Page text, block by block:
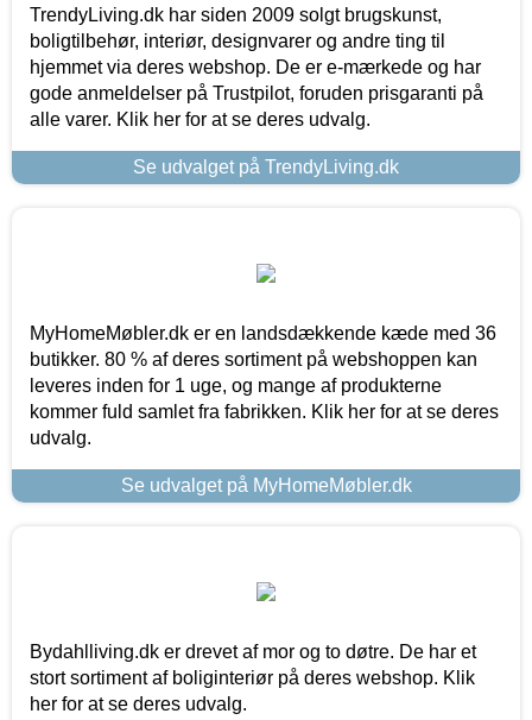
TrendyLiving.dk har siden 2009 solgt brugskunst,
boligtilbehør, interiør, designvarer og andre ting til
hjemmet via deres webshop. De er e-mærkede og har
gode anmeldelser på Trustpilot, foruden prisgaranti på
alle varer. Klik her for at se deres udvalg.
Se udvalget på TrendyLiving.dk
MyHomeMøbler.dk er en landsdækkende kæde med 36
butikker. 80 % af deres sortiment på webshoppen kan
leveres inden for 1 uge, og mange af produkterne
kommer fuld samlet fra fabrikken. Klik her for at se deres
udvalg.
Se udvalget på MyHomeMøbler.dk
Bydahlliving.dk er drevet af mor og to døtre. De har et
stort sortiment af boliginteriør på deres webshop. Klik
her for at se deres udvalg.